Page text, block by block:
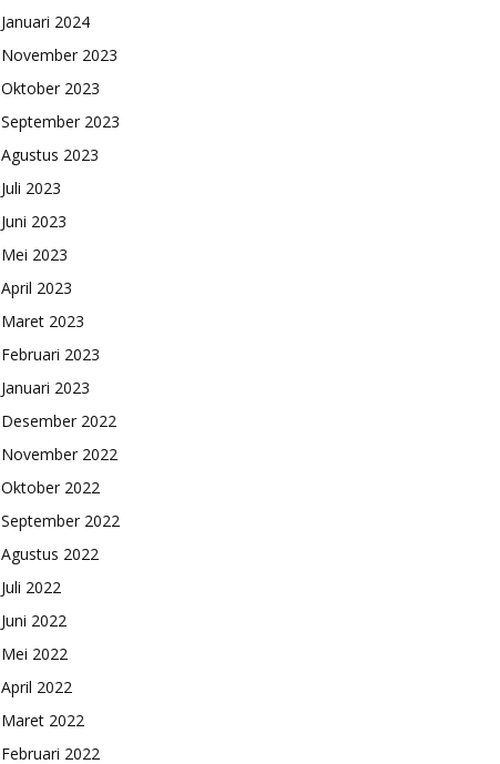
Januari 2024
November 2023
Oktober 2023
September 2023
Agustus 2023
Juli 2023
Juni 2023
Mei 2023
April 2023
Maret 2023
Februari 2023
Januari 2023
Desember 2022
November 2022
Oktober 2022
September 2022
Agustus 2022
Juli 2022
Juni 2022
Mei 2022
April 2022
Maret 2022
Februari 2022